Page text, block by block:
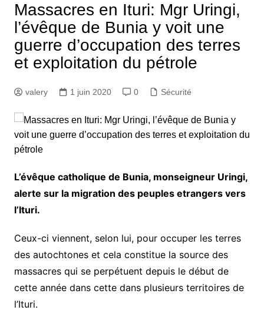
Massacres en Ituri: Mgr Uringi,
l’évêque de Bunia y voit une
guerre d’occupation des terres
et exploitation du pétrole
valery 1 juin 2020 0 Sécurité
L’évêque catholique de Bunia, monseigneur Uringi,
alerte sur la migration des peuples etrangers vers
l’Ituri.
Ceux-ci viennent, selon lui, pour occuper les terres
des autochtones et cela constitue la source des
massacres qui se perpétuent depuis le début de
cette année dans cette dans plusieurs territoires de
l’Ituri.